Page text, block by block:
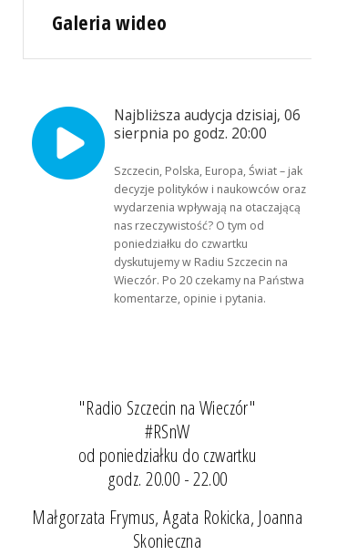
Galeria wideo
Najbliższa audycja dzisiaj, 06
sierpnia po godz. 20:00
Szczecin, Polska, Europa, Świat – jak
decyzje polityków i naukowców oraz
wydarzenia wpływają na otaczającą
nas rzeczywistość? O tym od
poniedziałku do czwartku
dyskutujemy w Radiu Szczecin na
Wieczór. Po 20 czekamy na Państwa
komentarze, opinie i pytania.
"Radio Szczecin na Wieczór"
#RSnW
od poniedziałku do czwartku
godz. 20.00 - 22.00
Małgorzata Frymus, Agata Rokicka, Joanna
Skonieczna